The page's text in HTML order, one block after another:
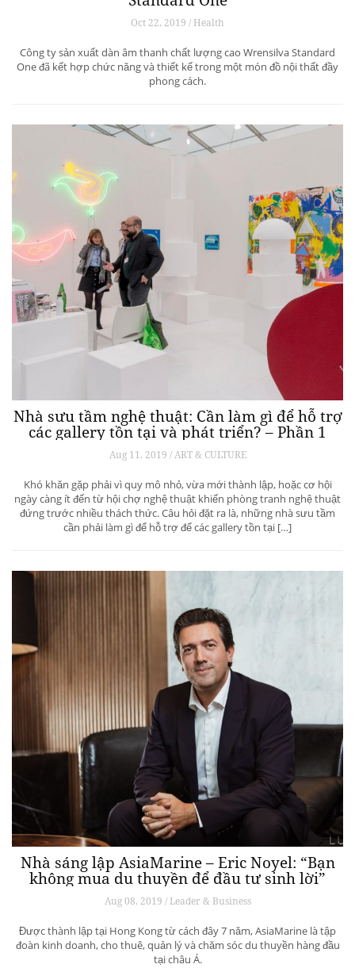
Oct 22, 2019 / Health
Công ty sản xuất dàn âm thanh chất lượng cao Wrensilva Standard
One đã kết hợp chức năng và thiết kế trong một món đồ nội thất đầy
phong cách.
Nhà sưu tầm nghệ thuật: Cần làm gì để hỗ trợ
các gallery tồn tại và phát triển? – Phần 1
Aug 11, 2019 / ART & CULTURE
Khó khăn gặp phải vì quy mô nhỏ, vừa mới thành lập, hoặc cơ hội
ngày càng ít đến từ hội chợ nghệ thuật khiến phòng tranh nghệ thuật
đứng trước nhiều thách thức. Câu hỏi đặt ra là, những nhà sưu tầm
cần phải làm gì để hỗ trợ để các gallery tồn tại […]
Nhà sáng lập AsiaMarine – Eric Noyel: “Bạn
không mua du thuyền để đầu tư sinh lời”
Aug 08, 2019 / Leader & Business
Được thành lập tại Hong Kong từ cách đây 7 năm, AsiaMarine là tập
đoàn kinh doanh, cho thuê, quản lý và chăm sóc du thuyền hàng đầu
tại châu Á.